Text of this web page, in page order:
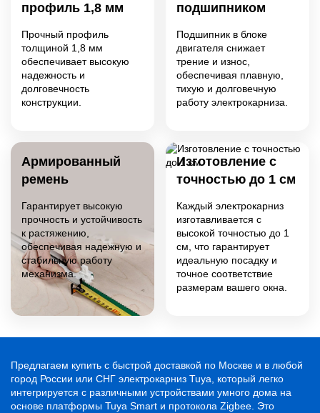
профиль 1,8 мм
Прочный профиль
толщиной 1,8 мм
обеспечивает высокую
надежность и
долговечность
конструкции.
подшипником
Подшипник в блоке
двигателя снижает
трение и износ,
обеспечивая плавную,
тихую и долговечную
работу электрокарниза.
Армированный
ремень
Гарантирует высокую
прочность и устойчивость
к растяжению,
обеспечивая надежную и
стабильную работу
механизма.
Изготовление с
точностью до 1 см
Каждый электрокарниз
изготавливается с
высокой точностью до 1
см, что гарантирует
идеальную посадку и
точное соответствие
размерам вашего окна.
Предлагаем купить с быстрой доставкой по Москве и в любой
город России или СНГ электрокарниз Tuya, который легко
интегрируется с различными устройствами умного дома на
основе платформы Tuya Smart и протокола Zigbee. Это